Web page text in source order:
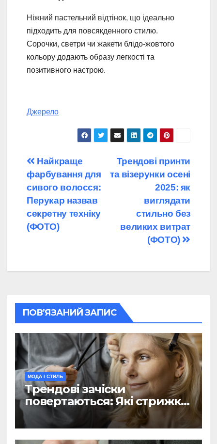
Ніжний пастельний відтінок, що ідеально
підходить для повсякденного стилю.
Сорочки, светри чи жакети блідо-жовтого
кольору додають образу легкості та
позитивного настрою.
Джерело
Навігація
записів
Трендові принти
та візерунки осені
2025: як
виглядати
стильно без
великих витрат
(ФОТО)
Найкраще
фарбування для
сивого волосся:
Перукар назвав
секретну техніку
(ФОТО)
ПОВ’ЯЗАНИЙ ЗАПИС
МОДА І СТИЛЬ
Трендові зачіски
повертаються: Які стрижки
з 90-х популярні цієї
зими(ФОТО)